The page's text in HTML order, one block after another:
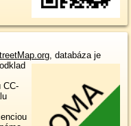
, databáza je
CC-